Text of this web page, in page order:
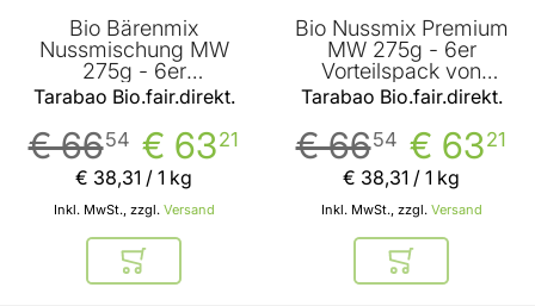
Bio Bärenmix
Nussmischung MW
275g - 6er
Vorteilspack von
Tarabao Bio.fair.direkt.
Tarabao Bio.fair.direkt.
€ 6321
€ 6654
Inkl. MwSt., zzgl. Versand
€ 38,31 / 1 kg
In den Warenkorb
Bio Nussmix Premium
MW 275g - 6er
Vorteilspack von
Tarabao Bio.fair.direkt.
Tarabao Bio.fair.direkt.
€ 6321
€ 6654
Inkl. MwSt., zzgl. Versand
€ 38,31 / 1 kg
In den